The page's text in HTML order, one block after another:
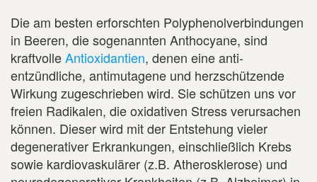
Die am besten erforschten Polyphenolverbindungen
in Beeren, die sogenannten Anthocyane, sind
kraftvolleAntioxidantien, denen eine anti-
entzündliche, antimutagene und herzschützende
Wirkung zugeschrieben wird. Sie schützen uns vor
freien Radikalen, die oxidativen Stress verursachen
können. Dieser wird mit der Entstehung vieler
degenerativer Erkrankungen, einschließlich Krebs
sowie kardiovaskulärer (z.B. Atherosklerose) und